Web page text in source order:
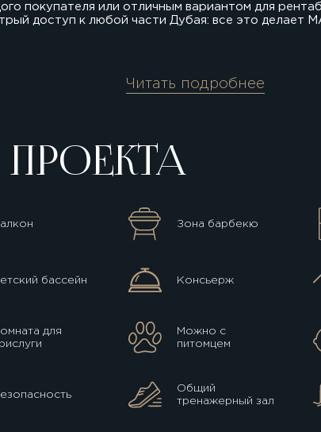
покупателя или отличным вариантом для
доступ к любой части Дубая: все это делает
Читать подробнее
Зона барбекю
бассейн Консьерж
для
Можно с
питомцем
Общий
тренажерный зал